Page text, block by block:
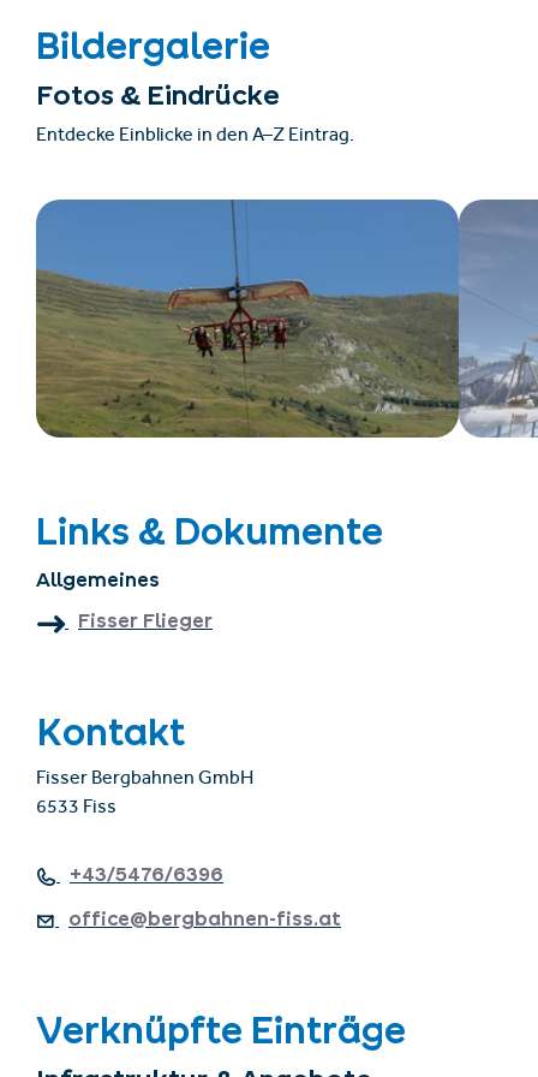
Bildergalerie
Fotos & Eindrücke
Entdecke Einblicke in den A–Z Eintrag.
Links & Dokumente
Allgemeines
Fisser Flieger
Kontakt
Fisser Bergbahnen GmbH
6533 Fiss
+43/5476/6396
office@bergbahnen-fiss.at
Verknüpfte Einträge